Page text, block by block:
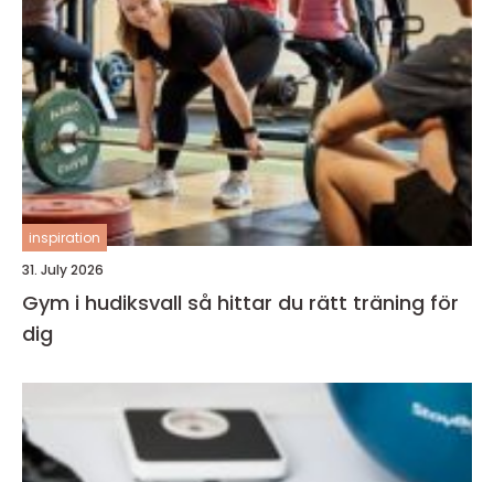
inspiration
31. July 2026
Gym i hudiksvall så hittar du rätt träning för
dig